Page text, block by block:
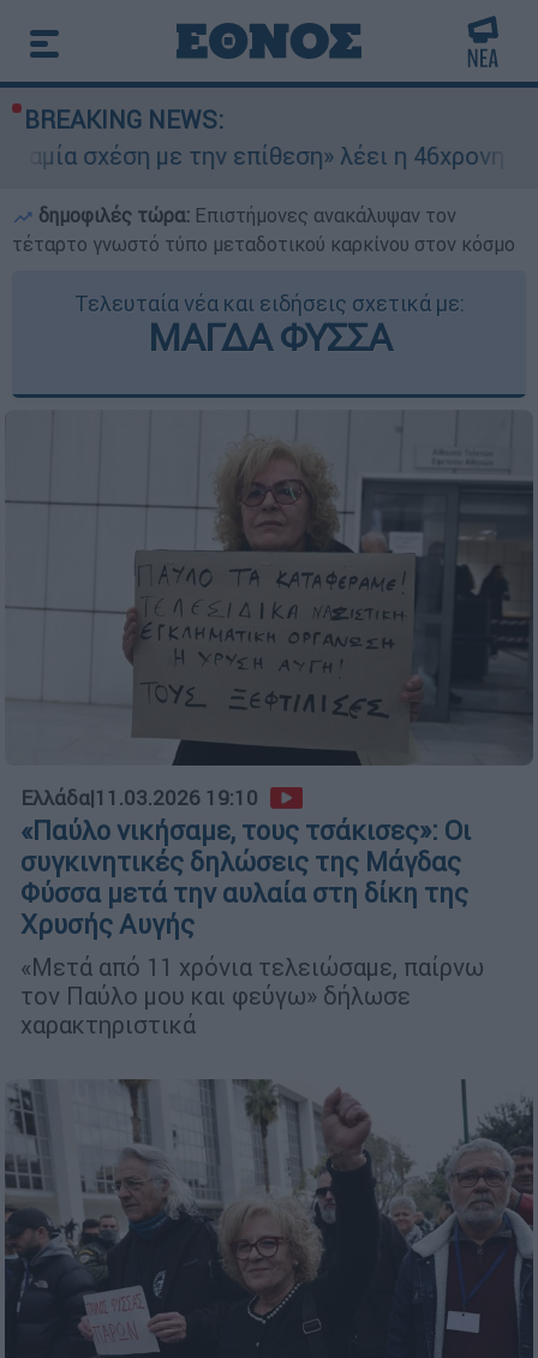
BREAKING NEWS:
με την επίθεση» λέει η 46χρονη - Τι
δημοφιλές τώρα: Επιστήμονες ανακάλυψαν τον
τέταρτο γνωστό τύπο μεταδοτικού καρκίνου στον κόσμο
Τελευταία νέα και ειδήσεις σχετικά με:
ΜΑΓΔΑ ΦΥΣΣΑ
Ελλάδα|11.03.2026 19:10
«Παύλο νικήσαμε, τους τσάκισες»: Οι
συγκινητικές δηλώσεις της Μάγδας
Φύσσα μετά την αυλαία στη δίκη της
Χρυσής Αυγής
«Μετά από 11 χρόνια τελειώσαμε, παίρνω
τον Παύλο μου και φεύγω» δήλωσε
χαρακτηριστικά